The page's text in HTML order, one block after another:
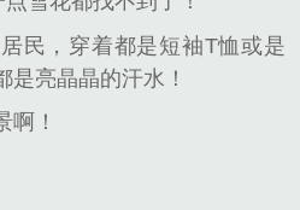
民，穿着都是短袖T恤或是
亮晶晶的汗水！
啊！